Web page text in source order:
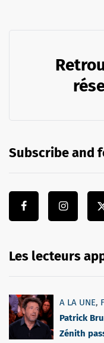
Subscribe and
Les lecteurs
A LA UNE,
Patrick
Zénith